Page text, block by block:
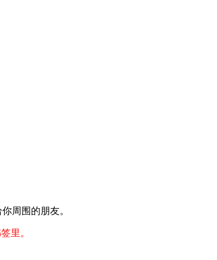
周围的朋友。
里。